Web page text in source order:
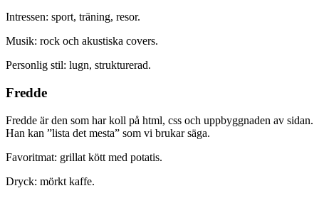
Intressen: sport, träning, resor.
Musik: rock och akustiska covers.
Personlig stil: lugn, strukturerad.
Fredde
Fredde är den som har koll på html, css och uppbyggnaden av sidan.
Han kan ”lista det mesta” som vi brukar säga.
Favoritmat: grillat kött med potatis.
Dryck: mörkt kaffe.